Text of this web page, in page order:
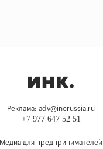
Реклама: adv@incrussia.ru
+7 977 647 52 51
Медиа для предпринимателей